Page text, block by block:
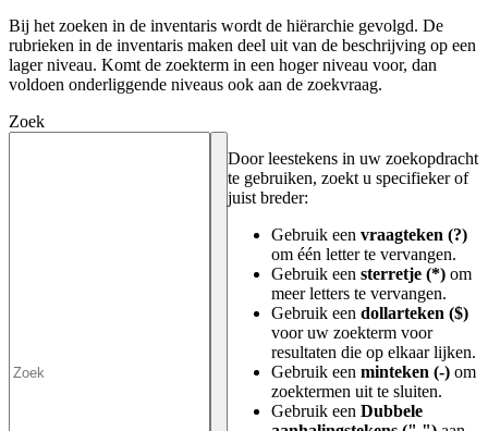
Bij het zoeken in de inventaris wordt de hiërarchie gevolgd. De
rubrieken in de inventaris maken deel uit van de beschrijving op een
lager niveau. Komt de zoekterm in een hoger niveau voor, dan
voldoen onderliggende niveaus ook aan de zoekvraag.
Zoek
Door leestekens in uw zoekopdracht
te gebruiken, zoekt u specifieker of
juist breder:
Gebruik een vraagteken (?)
om één letter te vervangen.
Gebruik een sterretje (*) om
meer letters te vervangen.
Gebruik een dollarteken ($)
voor uw zoekterm voor
resultaten die op elkaar lijken.
Gebruik een minteken (-) om
zoektermen uit te sluiten.
Gebruik een Dubbele